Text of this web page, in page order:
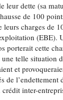
leur dette (sa
de 100
leurs charges de
(EBE).
porterait cette
telle situation
et
de l’endettement
inter-